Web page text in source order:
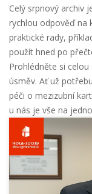
Celý srpnový archiv
rychlou odpověď na
praktické rady,
použít hned po
Prohlédněte si
úsměv. Ať už
péči o mezizubní
u nás je vše na